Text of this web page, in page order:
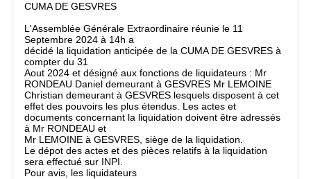
CUMA DE GESVRES
L'Assemblée Générale Extraordinaire réunie le 11
Septembre 2024 à 14h a
décidé la liquidation anticipée de la CUMA DE GESVRES à
compter du 31
Aout 2024 et désigné aux fonctions de liquidateurs : Mr
RONDEAU Daniel demeurant à GESVRES Mr LEMOINE
Christian demeurant à GESVRES lesquels disposent à cet
effet des pouvoirs les plus étendus. Les actes et
documents concernant la liquidation doivent être adressés
à Mr RONDEAU et
Mr LEMOINE à GESVRES, siège de la liquidation.
Le dépot des actes et des pièces relatifs à la liquidation
sera effectué sur INPI.
Pour avis, les liquidateurs